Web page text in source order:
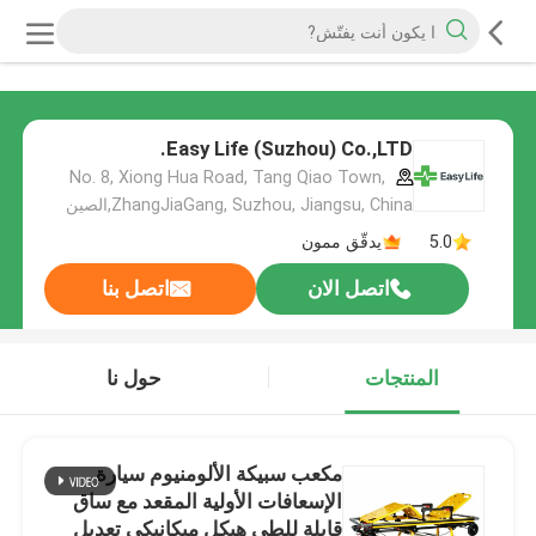
Easy Life (Suzhou) Co.,LTD.
No. 8, Xiong Hua Road, Tang Qiao Town,
ZhangJiaGang, Suzhou, Jiangsu, China,الصين
5.0
يدقّق ممون
اتصل الان اتصل بنا
المنتجات حول نا
مكعب سبيكة الألومنيوم سيارة
الإسعافات الأولية المقعد مع ساق
قابلة للطي هيكل ميكانيكي تعديل